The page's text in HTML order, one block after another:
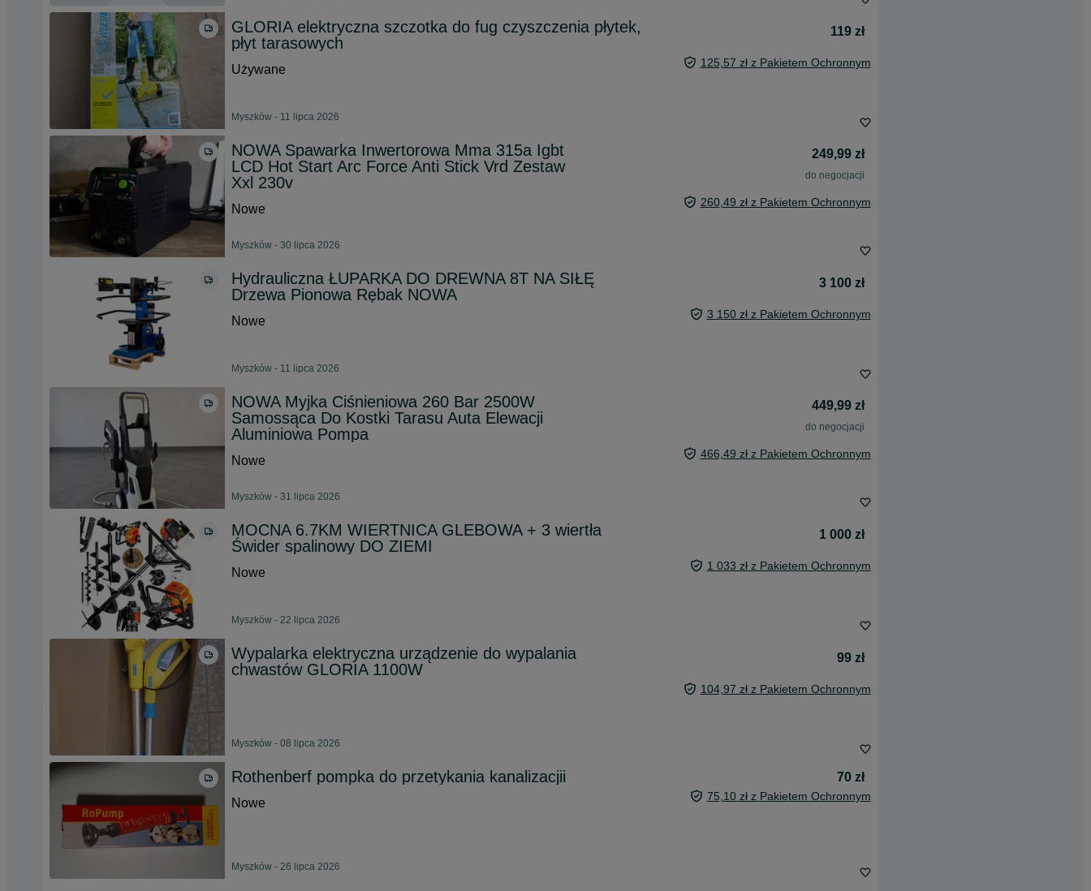
GLORIA elektryczna szczotka do fug czyszczenia płytek,
płyt tarasowych
119 zł
Używane 125,57 zł z Pakietem Ochronnym
Myszków - 11 lipca 2026
NOWA Spawarka Inwertorowa Mma 315a Igbt
LCD Hot Start Arc Force Anti Stick Vrd Zestaw
Xxl 230v
249,99 zł
do negocjacji
Nowe 260,49 zł z Pakietem Ochronnym
Myszków - 30 lipca 2026
Hydrauliczna ŁUPARKA DO DREWNA 8T NA SIŁĘ
Drzewa Pionowa Rębak NOWA
3 100 zł
Nowe 3 150 zł z Pakietem Ochronnym
Myszków - 11 lipca 2026
NOWA Myjka Ciśnieniowa 260 Bar 2500W
Samossąca Do Kostki Tarasu Auta Elewacji
Aluminiowa Pompa
449,99 zł
do negocjacji
Nowe 466,49 zł z Pakietem Ochronnym
Myszków - 31 lipca 2026
MOCNA 6.7KM WIERTNICA GLEBOWA + 3 wiertła
Świder spalinowy DO ZIEMI
1 000 zł
Nowe 1 033 zł z Pakietem Ochronnym
Myszków - 22 lipca 2026
Wypalarka elektryczna urządzenie do wypalania
chwastów GLORIA 1100W
99 zł
104,97 zł z Pakietem Ochronnym
Myszków - 08 lipca 2026
Rothenberf pompka do przetykania kanalizacjii
70 zł
Nowe
75,10 zł z Pakietem Ochronnym
Myszków - 26 lipca 2026